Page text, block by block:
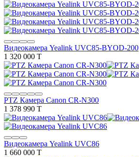
Видеокамера Yealink UVC85-BYOD-200
1 320 000 T
PTZ Камера Canon CR-N300
1 378 990 T
Видеокамера Yealink UVC86
1 660 000 T